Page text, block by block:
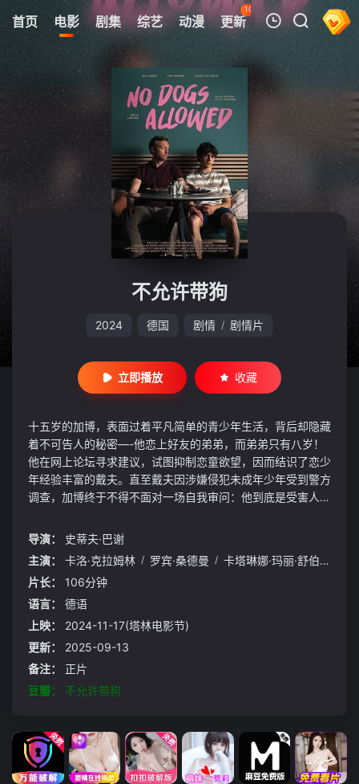
首页 电影 剧集 综艺 动漫 更新
106
热榜 APP
我的观影记录
暂无观看影片的记录
不允许带狗
2024 德国 剧情 / 剧情片
立即播放 收藏
十五岁的加博，表面过着平凡简单的青少年生活，背后却隐藏
着不可告人的秘密—-他恋上好友的弟弟，而弟弟只有八岁！
他在网上论坛寻求建议，试图抑制恋童欲望，因而结识了恋少
年经验丰富的戴夫。直至戴夫因涉嫌侵犯未成年少年受到警方
调查，加博终于不得不面对一场自我审问：他到底是受害人，
直面禁忌话题，以敏锐成熟的笔触，探问生活与社会规范怎样
导演：
史蒂夫·巴谢
主演：
卡洛·克拉姆林 / 罗宾·桑德曼 / 卡塔琳娜·玛丽·舒伯特
片长：
106分钟
语言：
德语
上映：
2024-11-17(塔林电影节)
更新：
2025-09-13
备注：
正片
豆瓣：
不允许带狗